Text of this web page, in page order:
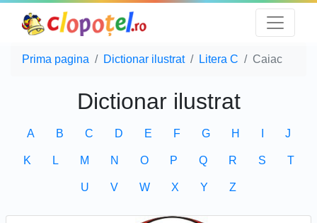
Prima pagina Dictionar ilustrat Litera C Caiac
Dictionar ilustrat
A B C D E F G H J
K L M N O P Q R S T
U V W X Y Z